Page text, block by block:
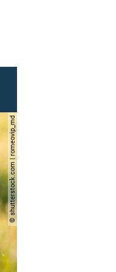
© shutterstock.com | romeovip_md